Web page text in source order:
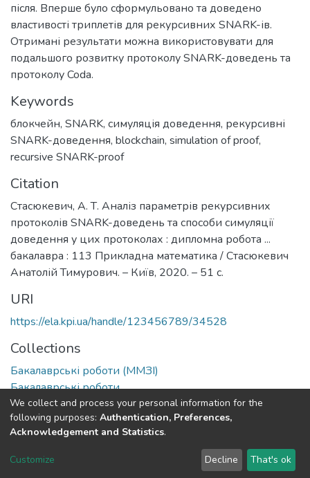
після. Вперше було сформульовано та доведено
властивості триплетів для рекурсивних SNARK-ів.
Отримані результати можна використовувати для
подальшого розвитку протоколу SNARK-доведень та
протоколу Coda.
Keywords
блокчейн, SNARK, симуляція доведення, рекурсивні
SNARK-доведення, blockchain, simulation of proof,
recursive SNARK-proof
Citation
Стасюкевич, А. Т. Аналіз параметрів рекурсивних
протоколів SNARK-доведень та способи симуляції
доведення у цих протоколах : дипломна робота ...
бакалавра : 113 Прикладна математика / Стасюкевич
Анатолій Тимурович. – Київ, 2020. – 51 с.
URI
https://ela.kpi.ua/handle/123456789/34528
Collections
Бакалаврські роботи (ММЗІ)
Бакалаврські роботи
Full item page
DSpace software copyright © 2002-2026 LYRASIS
Send Feedback
We collect and process your personal information for the
following purposes: Authentication, Preferences,
Acknowledgement and Statistics.
Customize Decline That's ok